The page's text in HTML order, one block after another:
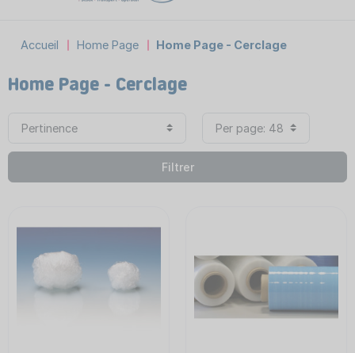
Accueil Home Page Home Page - Cerclage
Home Page - Cerclage
Filtrer